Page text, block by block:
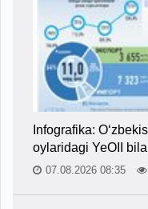
Infografika:
oylaridagi YeOII
07.08.2026 08:35